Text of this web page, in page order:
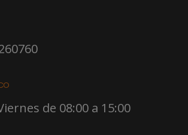
de 08:00 a 15:00